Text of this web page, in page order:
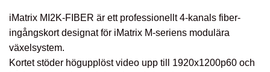
iMatrix MI2K-FIBER är ett professionellt 4-kanals fiber-
ingångskort designat för iMatrix M-seriens modulära
växelsystem.
Kortet stöder högupplöst video upp till 1920x1200p60 och